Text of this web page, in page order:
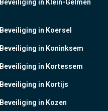
Beveiliging in Klein-Gelmen
Beveiliging in Koersel
Beveiliging in Koninksem
Beveiliging in Kortessem
Beveiliging in Kortijs
Beveiliging in Kozen